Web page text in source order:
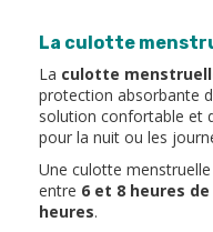
La culotte
La culotte
protection absorbante
solution confortable et
pour la nuit ou les
Une culotte
entre 6 et 8 heures
heures.